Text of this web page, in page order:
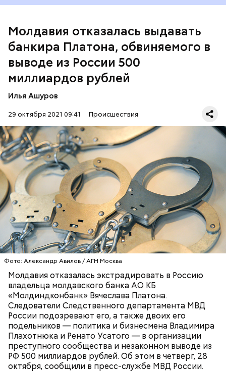
Молдавия отказалась выдавать
банкира Платона, обвиняемого в
выводе из России 500
миллиардов рублей
Илья Ашуров
29 октября 2021 09:41 Происшествия
Фото: Александр Авилов / АГН Москва
Молдавия отказалась экстрадировать в Россию
владельца молдавского банка АО КБ
«Молдиндконбанк» Вячеслава Платона.
Следователи Следственного департамента МВД
России подозревают его, а также двоих его
подельников — политика и бизнесмена Владимира
Плахотнюка и Ренато Усатого — в организации
преступного сообщества и незаконном выводе из
РФ 500 миллиардов рублей. Об этом в четверг, 28
октября, сообщили в пресс-службе МВД России.
— Генеральной прокуратурой Республики Молдова
отказано в экстрадиции в Российскую Федерацию
Вячеслава Платона. Ответы на аналогичные
запросы в отношении Ренато Усатого и Владимира
Плахотнюка до настоящего времени не получены,
— рассказали в ведомстве.
Всем трем фигурантам заочно предъявлено
обвинение в совершении преступлений,
предусмотренных статьями УК РФ «Организация
преступного сообщества» и «Совершение
валютных операций по переводу денежных
средств в иностранной валюте или валюте РФ на
документов».
РОССИЯ МВД
МОЛДАВИЯ
УГОЛОВНЫЕ ДЕЛА
ЭКСТРАДИЦИЯ